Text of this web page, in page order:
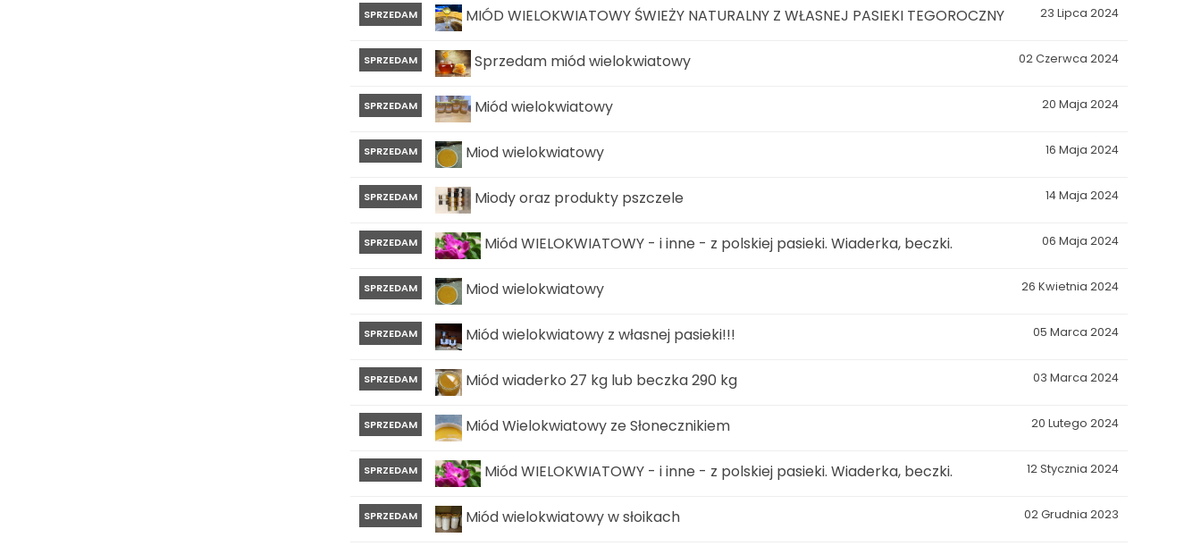
23 Lipca 2024
SPRZEDAM MIÓD WIELOKWIATOWY ŚWIEŻY NATURALNY Z WŁASNEJ PASIEKI TEGOROCZNY
02 Czerwca 2024
SPRZEDAM Sprzedam miód wielokwiatowy
20 Maja 2024
SPRZEDAM Miód wielokwiatowy
16 Maja 2024
SPRZEDAM Miod wielokwiatowy
14 Maja 2024
SPRZEDAM Miody oraz produkty pszczele
06 Maja 2024
SPRZEDAM Miód WIELOKWIATOWY - i inne - z polskiej pasieki. Wiaderka, beczki.
26 Kwietnia 2024
SPRZEDAM Miod wielokwiatowy
05 Marca 2024
SPRZEDAM Miód wielokwiatowy z własnej pasieki!!!
03 Marca 2024
SPRZEDAM Miód wiaderko 27 kg lub beczka 290 kg
20 Lutego 2024
SPRZEDAM Miód Wielokwiatowy ze Słonecznikiem
12 Stycznia 2024
SPRZEDAM Miód WIELOKWIATOWY - i inne - z polskiej pasieki. Wiaderka, beczki.
02 Grudnia 2023
SPRZEDAM Miód wielokwiatowy w słoikach